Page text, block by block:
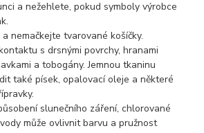
a nežehlete, pokud symboly výrobce
nemačkejte tvarované košíčky.
s drsnými povrchy, hranami
a tobogány. Jemnou tkaninu
také písek, opalovací oleje a některé
slunečního záření, chlorované
může ovlivnit barvu a pružnost